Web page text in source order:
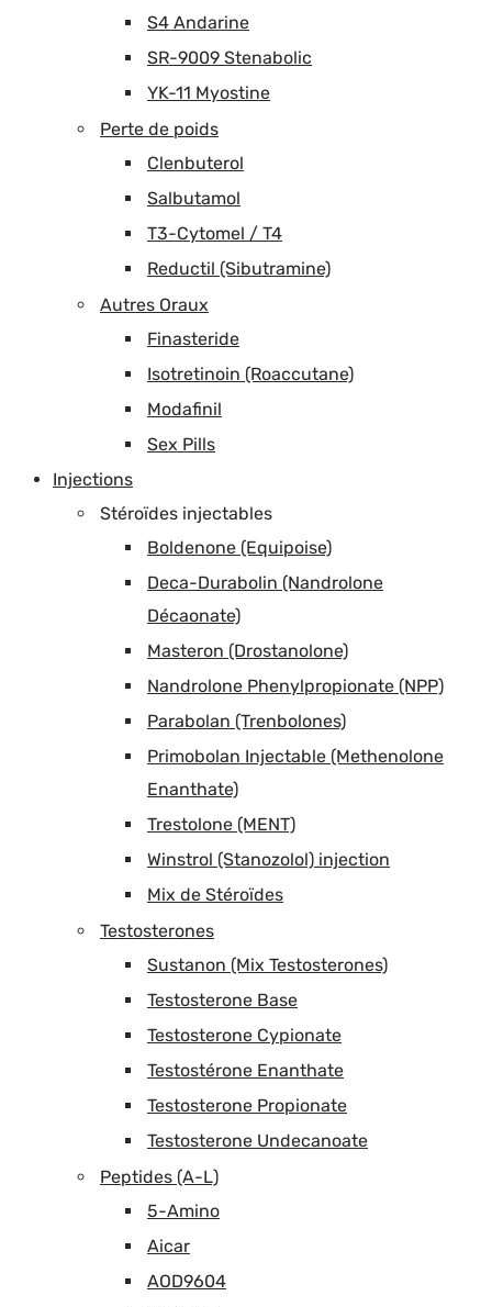
S4 Andarine
SR-9009 Stenabolic
YK-11 Myostine
Perte de poids
Clenbuterol
Salbutamol
T3-Cytomel / T4
Reductil (Sibutramine)
Autres Oraux
Finasteride
Isotretinoin (Roaccutane)
Modafinil
Sex Pills
Injections
Stéroïdes injectables
Boldenone (Equipoise)
Deca-Durabolin (Nandrolone
Décaonate)
Masteron (Drostanolone)
Nandrolone Phenylpropionate (NPP)
Parabolan (Trenbolones)
Primobolan Injectable (Methenolone
Enanthate)
Trestolone (MENT)
Winstrol (Stanozolol) injection
Mix de Stéroïdes
Testosterones
Sustanon (Mix Testosterones)
Testosterone Base
Testosterone Cypionate
Testostérone Enanthate
Testosterone Propionate
Testosterone Undecanoate
Peptides (A-L)
5-Amino
Aicar
AOD9604